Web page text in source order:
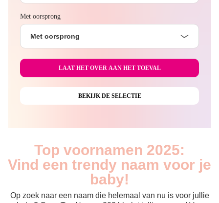
Met oorsprong
Met oorsprong
Top voornamen 2025:
Vind een trendy naam voor je
baby!
Op zoek naar een naam die helemaal van nu is voor jullie